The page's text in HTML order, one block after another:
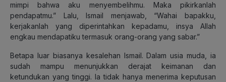
mimpi bahwa aku menyembelihmu. Maka pikirkanlah
pendapatmu.” Lalu, Ismail menjawab, “Wahai bapakku,
kerjakanlah yang diperintahkan kepadamu, insya Allah
engkau mendapatiku termasuk orang-orang yang sabar.”
Betapa luar biasanya kesalehan Ismail. Dalam usia muda, ia
sudah mampu menunjukkan derajat keimanan dan
ketundukan yang tinggi. Ia tidak hanya menerima keputusan